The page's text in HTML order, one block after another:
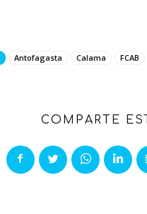
Antofagasta Calama FCAB
COMPARTE